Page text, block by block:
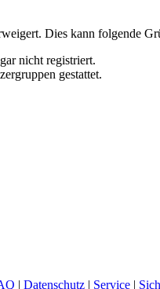
Dies kann folgende
nicht registriert.
gestattet.
| Datenschutz | Service |